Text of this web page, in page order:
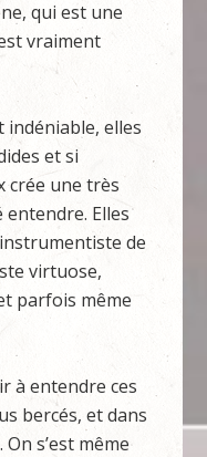
qui est une
vraiment
indéniable, elles
et si
crée une très
entendre. Elles
de
virtuose,
parfois même
à entendre ces
bercés, et dans
s’est même